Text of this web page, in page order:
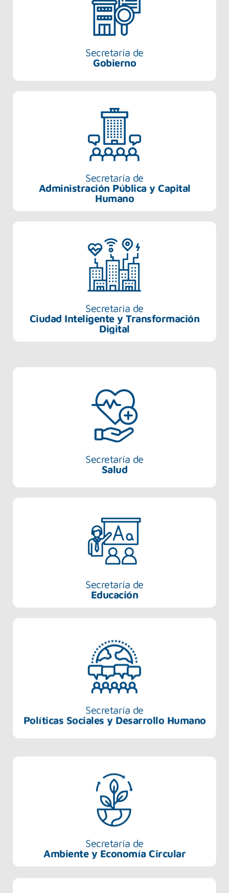
Secretaría de
Gobierno
Secretaría de
Administración Pública y Capital
Humano
Secretaría de
Ciudad Inteligente y Transformación
Digital
Secretaría de
Salud
Secretaría de
Educación
Secretaría de
Políticas Sociales y Desarrollo Humano
Secretaría de
Ambiente y Economía Circular